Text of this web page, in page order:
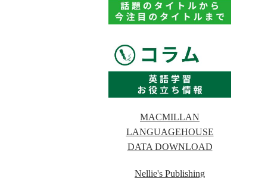
MACMILLAN
LANGUAGEHOUSE
DATA DOWNLOAD
Nellie's Publishing